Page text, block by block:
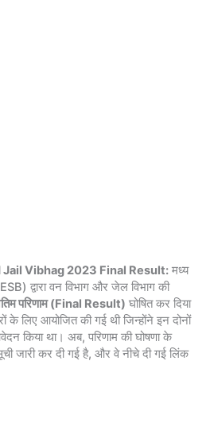
Jail Vibhag 2023 Final Result: मध्य
द्वारा वन विभाग और जेल विभाग की
परिणाम (Final Result) घोषित कर दिया
के लिए आयोजित की गई थी जिन्होंने इन दोनों
किया था। अब, परिणाम की घोषणा के
जारी कर दी गई है, और वे नीचे दी गई लिंक